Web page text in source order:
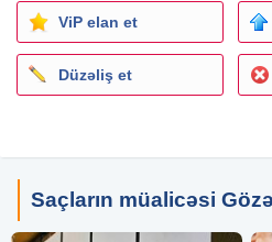
İndi protez saç cəmi 189 AZN!
Həmçinin müştərilərimiz üçün
aksesuarları ən münasib
ViP elan et
Düzəliş et
Saçların müalicəsi